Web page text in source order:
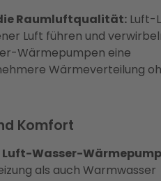
Raumluftqualität:Luft-
Luft führen und
Wärmepumpen eine
Wärmeverteilung
Komfort
Wasser-
als auch Warmwasser